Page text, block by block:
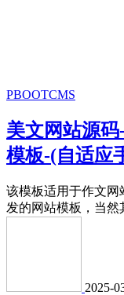
PBOOTCMS
美文网站源
模板-(自适应
该模板适用于作文网
发的网站模板，当然
2025-